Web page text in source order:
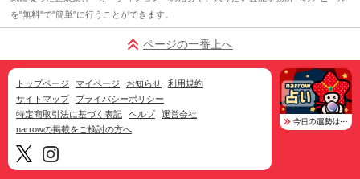
を"無料"で"簡単"に行うことができます。
ページの一番上へ
トップページ マイページ お知らせ
利用規約
サイトマップ
プライバシーポリシー
特定商取引法に基づく表記
ヘルプ
運営会社
narrowの掲載をご検討の方へ